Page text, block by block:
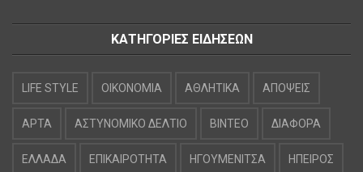
ΚΑΤΗΓΟΡΙΕΣ ΕΙΔΗΣΕΩΝ
LIFE STYLE OIKONOMIA ΑΘΛΗΤΙΚΑ ΑΠΟΨΕΙΣ
ΑΡΤΑ ΑΣΤΥΝΟΜΙΚΟ ΔΕΛΤΙΟ ΒΙΝΤΕΟ ΔΙΑΦΟΡΑ
ΕΛΛΑΔΑ ΕΠΙΚΑΙΡΟΤΗΤΑ ΗΓΟΥΜΕΝΙΤΣΑ ΗΠΕΙΡΟΣ